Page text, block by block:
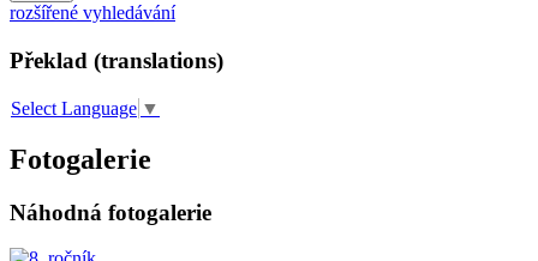
rozšířené vyhledávání
Překlad (translations)
Select Language ▼
Fotogalerie
Náhodná fotogalerie